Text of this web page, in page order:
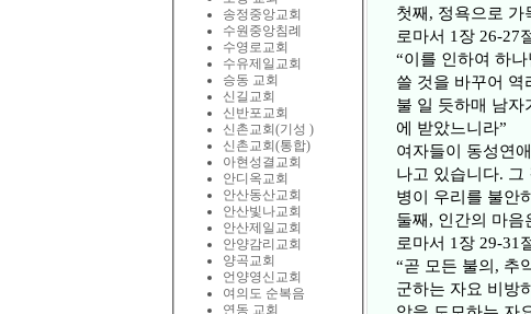
송정중앙교회
수원중앙침례
수영로교회
수유제일교회
승동 교회
신길교회
신반포교회
신촌교회(기성 )
신촌교회(통합)
아현성결교회
안디옥교회
안산동산교회
안산빛나교회
안산제일교회
안양감리교회
양곡교회
언양영신교회
여의도 순복음
연동 교회
첫째, 정욕으로 가
로마서 1장 26-27
“이를 인하여 하
쓸 것을 바꾸어 역
불 일 듯하매 남자
에 받았느니라”
여자들이 동성연
나고 있습니다. 그
병이 우리를 불안
둘째, 인간의 마음
로마서 1장 29-31
“곧 모든 불의, 추
군하는 자요 비방